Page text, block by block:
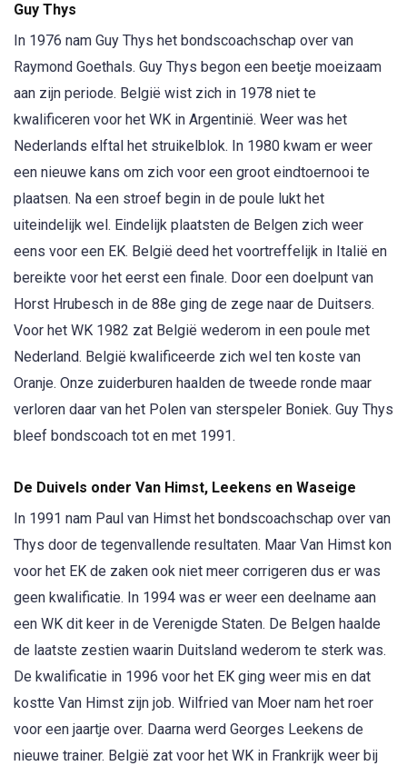
Guy Thys
In 1976 nam Guy Thys het bondscoachschap over van
Raymond Goethals. Guy Thys begon een beetje moeizaam
aan zijn periode. België wist zich in 1978 niet te
kwalificeren voor het WK in Argentinië. Weer was het
Nederlands elftal het struikelblok. In 1980 kwam er weer
een nieuwe kans om zich voor een groot eindtoernooi te
plaatsen. Na een stroef begin in de poule lukt het
uiteindelijk wel. Eindelijk plaatsten de Belgen zich weer
eens voor een EK. België deed het voortreffelijk in Italië en
bereikte voor het eerst een finale. Door een doelpunt van
Horst Hrubesch in de 88e ging de zege naar de Duitsers.
Voor het WK 1982 zat België wederom in een poule met
Nederland. België kwalificeerde zich wel ten koste van
Oranje. Onze zuiderburen haalden de tweede ronde maar
verloren daar van het Polen van sterspeler Boniek. Guy Thys
bleef bondscoach tot en met 1991.
De Duivels onder Van Himst, Leekens en Waseige
In 1991 nam Paul van Himst het bondscoachschap over van
Thys door de tegenvallende resultaten. Maar Van Himst kon
voor het EK de zaken ook niet meer corrigeren dus er was
geen kwalificatie. In 1994 was er weer een deelname aan
een WK dit keer in de Verenigde Staten. De Belgen haalde
de laatste zestien waarin Duitsland wederom te sterk was.
De kwalificatie in 1996 voor het EK ging weer mis en dat
kostte Van Himst zijn job. Wilfried van Moer nam het roer
voor een jaartje over. Daarna werd Georges Leekens de
nieuwe trainer. België zat voor het WK in Frankrijk weer bij